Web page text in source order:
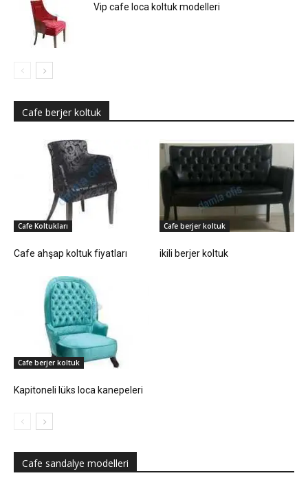
Vip cafe loca koltuk modelleri
Cafe berjer koltuk
Cafe Koltukları
Cafe ahşap koltuk fiyatları
Cafe berjer koltuk
ikili berjer koltuk
Cafe berjer koltuk
Kapitoneli lüks loca kanepeleri
Cafe sandalye modelleri